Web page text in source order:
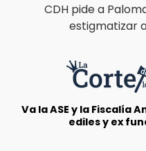
CDH pide a
estigmatizar
Va la ASE y la Fiscalía
ediles y ex